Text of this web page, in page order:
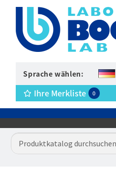
Sprache wählen:
Ihre Merkliste 0